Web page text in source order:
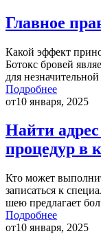
Главное
Какой эффект
Ботокс бровей
для
Подробнее
от10 января, 2025
Найти
процедур в
Кто может
записаться к
шею предлагает
Подробнее
от10 января, 2025